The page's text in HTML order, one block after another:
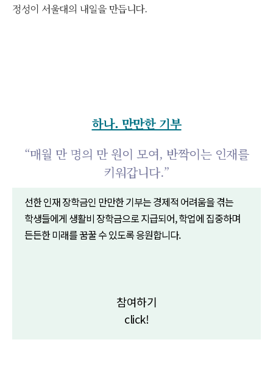
정성이 서울대의 내일을 만듭니다.
하나. 만만한 기부
“매월 만 명의 만 원이 모여, 반짝이는 인재를
키워갑니다.”
선한 인재 장학금인 만만한 기부는 경제적 어려움을 겪는
학생들에게 생활비 장학금으로 지급되어, 학업에 집중하며
든든한 미래를 꿈꿀 수 있도록 응원합니다.
참여하기
click!